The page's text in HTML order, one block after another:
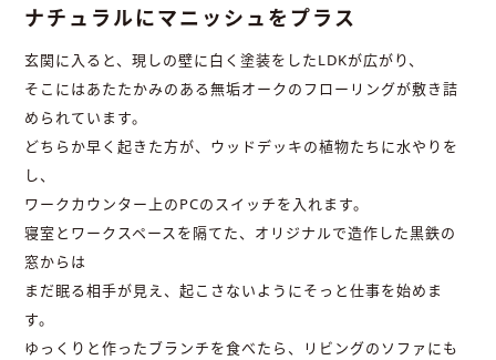
ナチュラルにマニッシュをプラス
玄関に入ると、現しの壁に白く塗装をしたLDKが広がり、
そこにはあたたかみのある無垢オークのフローリングが敷き詰
められています。
どちらか早く起きた方が、ウッドデッキの植物たちに水やりを
し、
ワークカウンター上のPCのスイッチを入れます。
寝室とワークスペースを隔てた、オリジナルで造作した黒鉄の
窓からは
まだ眠る相手が見え、起こさないようにそっと仕事を始めま
す。
ゆっくりと作ったブランチを食べたら、リビングのソファにも